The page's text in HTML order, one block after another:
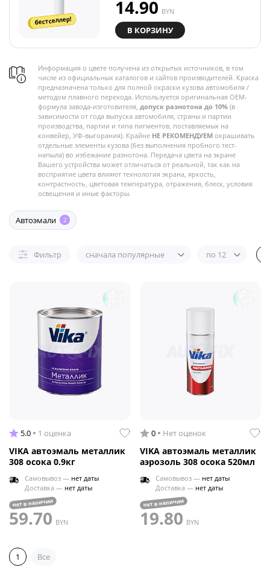
бестселлер!
14.90 BYN
В КОРЗИНУ
Информация о цвете получена из открытых источников, в том
числе из официальных каталогов и сайтов производителей. Краска
предназначена только для полной окраски кузова автомобиля /
методом плавного перехода. Используется оригинальная OEM-
формула завода-изготовителя, допуск разнотона до 10% (в
зависимости от года выпуска автомобиля, страны и партии
производства, партии и типа пигментов, поставляемых на
конвейер, УФ-выгорания). Крайне НЕ РЕКОМЕНДУЕМ окрашивать
отдельные элементы кузова (без выполнения пробного тест-
напыла) во избежание разнотона. Передача цвета на экране
Вашего устройства может отличаться от реальной, так как на
восприятие цвета влияют технология экрана, яркость,
контрастность, цветовая температура, отражения, блеск, условия
освещения и иные факторы.
Автоэмали 2
Фильтр сначала популярные по 12
5.0 1 оценка
VIKA автоэмаль металлик
308 осока 0.9кг
Самовывоз — нет даты
Доставка — нет даты
нет в наличии
59.70 BYN
0 Нет оценок
VIKA автоэмаль металлик
аэрозоль 308 осока 520мл
Самовывоз — нет даты
Доставка — нет даты
нет в наличии
19.80 BYN
1 Все